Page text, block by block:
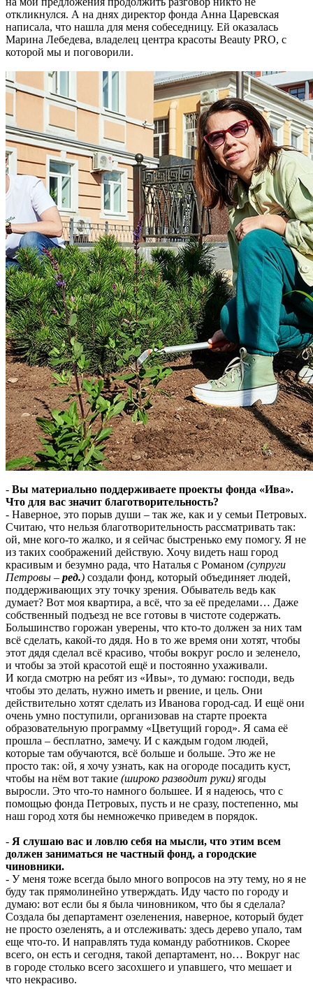
откликнулся. А на днях директор фонда Анна Царевская
написала, что нашла для меня собеседницу. Ей оказалась
Марина Лебедева, владелец центра красоты Beauty PRO, с
которой мы и поговорили.
- Вы материально поддерживаете проекты фонда «Ива».
Что для вас значит благотворительность?
- Наверное, это порыв души – так же, как и у семьи Петровых.
Считаю, что нельзя благотворительность рассматривать так:
ой, мне кого-то жалко, и я сейчас быстренько ему помогу. Я не
из таких соображений действую. Хочу видеть наш город
красивым и безумно рада, что Наталья с Романом (супруги
Петровы – ред.) создали фонд, который объединяет людей,
поддерживающих эту точку зрения. Обыватель ведь как
думает? Вот моя квартира, а всё, что за её пределами… Даже
собственный подъезд не все готовы в чистоте содержать.
Большинство горожан уверены, что кто-то должен за них там
всё сделать, какой-то дядя. Но в то же время они хотят, чтобы
этот дядя сделал всё красиво, чтобы вокруг росло и зеленело,
и чтобы за этой красотой ещё и постоянно ухаживали.
И когда смотрю на ребят из «Ивы», то думаю: господи, ведь
чтобы это делать, нужно иметь и рвение, и цель. Они
действительно хотят сделать из Иванова город-сад. И ещё они
очень умно поступили, организовав на старте проекта
образовательную программу «Цветущий город». Я сама её
прошла – бесплатно, замечу. И с каждым годом людей,
которые там обучаются, всё больше и больше. Это же не
просто так: ой, я хочу узнать, как на огороде посадить куст,
чтобы на нём вот такие (широко разводит руки) ягоды
выросли. Это что-то намного большее. И я надеюсь, что с
помощью фонда Петровых, пусть и не сразу, постепенно, мы
наш город хотя бы немножечко приведем в порядок.
- Я слушаю вас и ловлю себя на мысли, что этим всем
должен заниматься не частный фонд, а городские
чиновники.
- У меня тоже всегда было много вопросов на эту тему, но я не
буду так прямолинейно утверждать. Иду часто по городу и
думаю: вот если бы я была чиновником, что бы я сделала?
Создала бы департамент озеленения, наверное, который будет
не просто озеленять, а и отслеживать: здесь дерево упало, там
еще что-то. И направлять туда команду работников. Скорее
всего, он есть и сегодня, такой департамент, но… Вокруг нас
в городе столько всего засохшего и упавшего, что мешает и
что некрасиво.